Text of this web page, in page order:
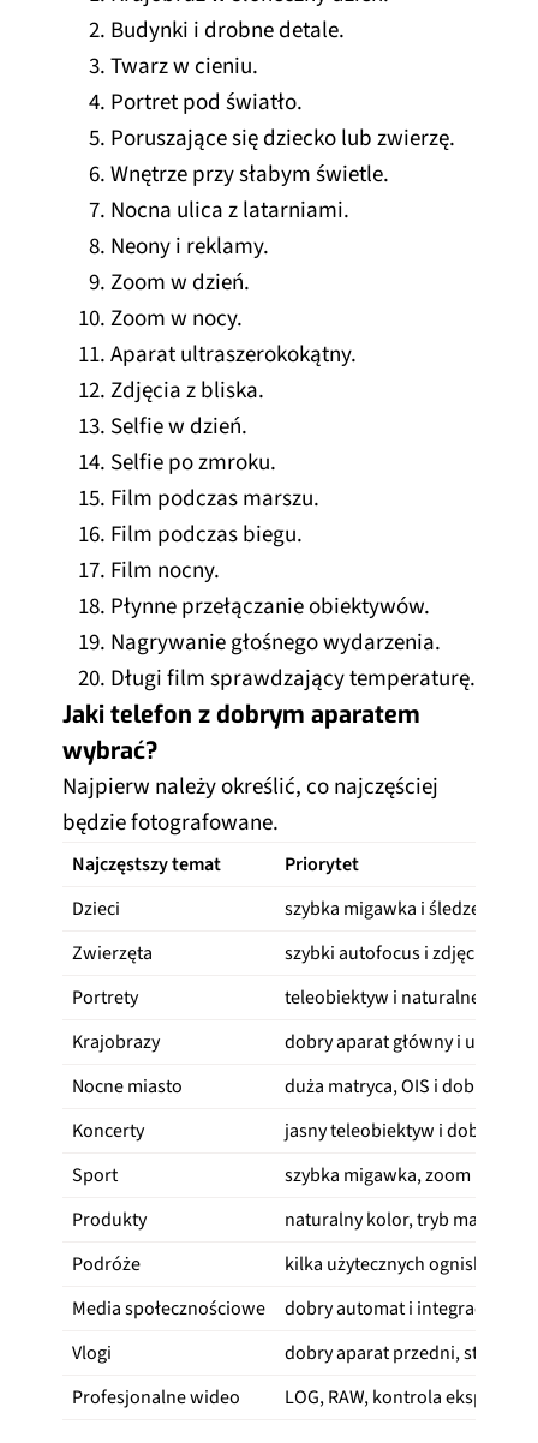
Budynki i drobne detale.
Twarz w cieniu.
Portret pod światło.
Poruszające się dziecko lub zwierzę.
Wnętrze przy słabym świetle.
Nocna ulica z latarniami.
Neony i reklamy.
Zoom w dzień.
Zoom w nocy.
Aparat ultraszerokokątny.
Zdjęcia z bliska.
Selfie w dzień.
Selfie po zmroku.
Film podczas marszu.
Film podczas biegu.
Film nocny.
Płynne przełączanie obiektywów.
Nagrywanie głośnego wydarzenia.
Długi film sprawdzający temperaturę.
Jaki telefon z dobrym aparatem
wybrać?
Najpierw należy określić, co najczęściej
będzie fotografowane.
Najczęstszy temat
Priorytet
Dzieci
szybka migawka i śledzenie
Zwierzęta
szybki autofocus i zdjęcia
Portrety
teleobiektyw i naturalne
Krajobrazy
dobry aparat główny i
Nocne miasto
duża matryca, OIS i dobry HDR
Koncerty
jasny teleobiektyw i dobre
Sport
szybka migawka, zoom i
Produkty
naturalny kolor, tryb makro i
Podróże
kilka użytecznych ogniskowych
Media społecznościowe
dobry automat i integracja z
Vlogi
dobry aparat przedni,
Profesjonalne wideo
LOG, RAW, kontrola